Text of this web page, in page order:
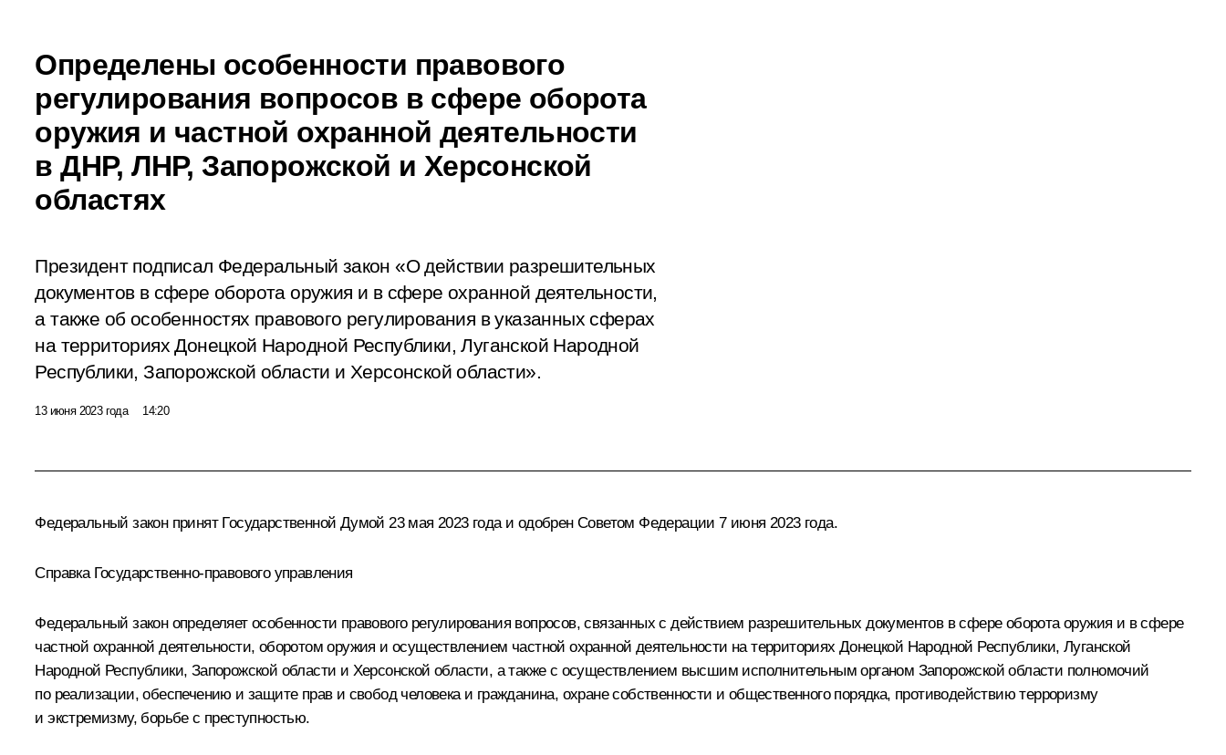
Определены особенности правового
регулирования вопросов в сфере оборота
оружия и частной охранной деятельности
в ДНР, ЛНР, Запорожской и Херсонской
областях
Президент подписал Федеральный закон «О действии разрешительных
документов в сфере оборота оружия и в сфере охранной деятельности,
а также об особенностях правового регулирования в указанных сферах
на территориях Донецкой Народной Республики, Луганской Народной
Республики, Запорожской области и Херсонской области».
13 июня 2023 года 14:20
Федеральный закон принят Государственной Думой 23 мая 2023 года и одобрен Советом Федерации 7 июня 2023 года.
Справка Государственно-правового управления
Федеральный закон определяет особенности правового регулирования вопросов, связанных с действием разрешительных документов в сфере оборота оружия и в сфере
частной охранной деятельности, оборотом оружия и осуществлением частной охранной деятельности на территориях Донецкой Народной Республики, Луганской
Народной Республики, Запорожской области и Херсонской области, а также с осуществлением высшим исполнительным органом Запорожской области полномочий
по реализации, обеспечению и защите прав и свобод человека и гражданина, охране собственности и общественного порядка, противодействию терроризму
и экстремизму, борьбе с преступностью.